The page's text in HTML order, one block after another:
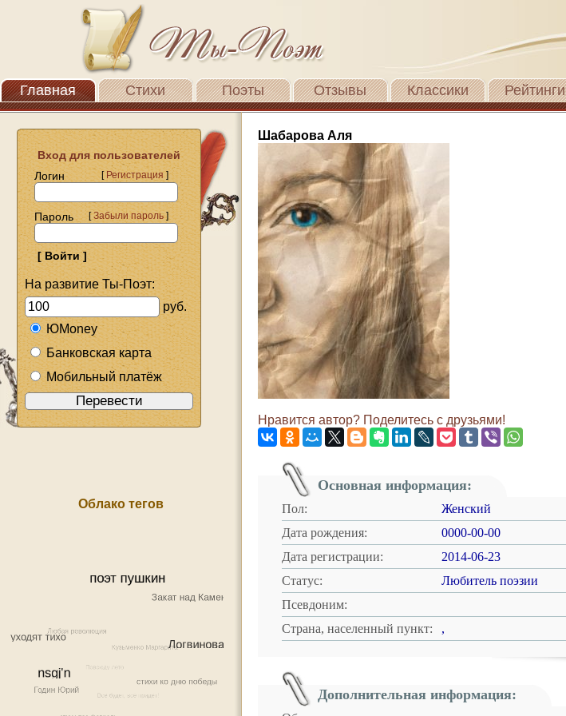
Главная Стихи Поэты Отзывы Классики Рейтинги
Вход для пользователей
Логин
[Регистрация]
Пароль [Забыли пароль]
На развитие Ты-Поэт:
руб.
ЮMoney
Банковская карта
Мобильный платёж
Облако тегов
Шабарова Аля
Нравится автор? Поделитесь с друзьями!
Основная информация:
Пол:
Женский
Дата рождения:
0000-00-00
Дата регистрации:
2014-06-23
Статус:
Любитель поэзии
Псевдоним:
Страна, населенный пункт:
,
Дополнительная информация: